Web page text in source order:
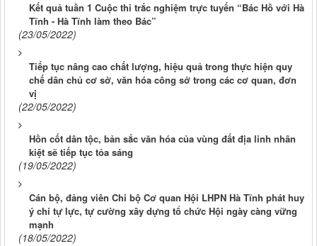
Kết quả tuần 1 Cuộc thi trắc nghiệm trực tuyến “Bác Hồ với Hà
Tĩnh - Hà Tĩnh làm theo Bác”
(23/05/2022)
Tiếp tục nâng cao chất lượng, hiệu quả trong thực hiện quy
chế dân chủ cơ sở, văn hóa công sở trong các cơ quan, đơn
vị
(22/05/2022)
Hồn cốt dân tộc, bản sắc văn hóa của vùng đất địa linh nhân
kiệt sẽ tiếp tục tỏa sáng
(19/05/2022)
Cán bộ, đảng viên Chi bộ Cơ quan Hội LHPN Hà Tĩnh phát huy
ý chí tự lực, tự cường xây dựng tổ chức Hội ngày càng vững
mạnh
(18/05/2022)